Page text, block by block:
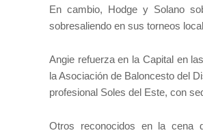
En cambio, Hodge y Solano
sobresaliendo en sus torneos
Angie refuerza en la Capital en
la Asociación de Baloncesto del
profesional Soles del Este, con
Otros reconocidos en la cena